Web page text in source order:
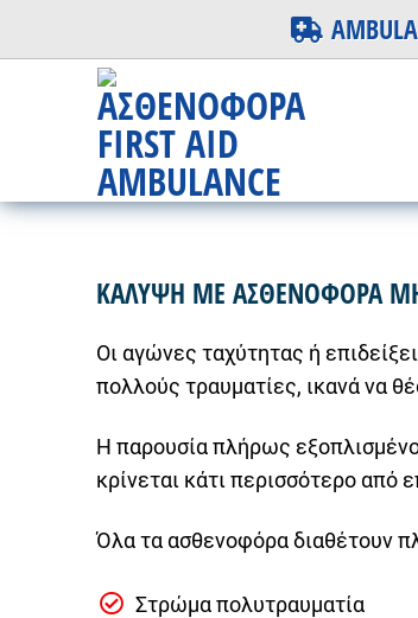
to
ΚΑΛΥΨΗ ΜΕ ΑΣΘΕΝΟΦΟΡΑ
Οι αγώνες ταχύτητας ή
πολλούς τραυματίες, ικανά να
Η παρουσία πλήρως
κρίνεται κάτι περισσότερο από
Όλα τα ασθενοφόρα διαθέτουν
Στρώμα πολυτραυματία